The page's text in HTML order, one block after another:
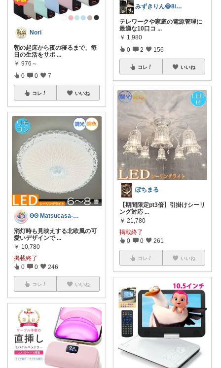
Nori
朝の起床から夜の寝るまで、毎
日の生活をサポ ...
￥ 976～
0 0 7
コレ いいね
ʘʘ Matsucasa-TooL ʘʘ
消灯時も見映えする北欧風の可
愛いデザインで ...
￥ 10,780
掲載終了
0 0 246
コレ いいね
みずきりん😄8/6日お買い上げ感謝
テレワークや家庭の電源管理に
最適な10口コ ...
￥ 1,980
0 2 156
コレ いいね
ぽちまる
【期間限定pt3倍】引掛けシーリ
ング対応 ...
￥ 21,780
掲載終了
0 0 261
コレ いいね